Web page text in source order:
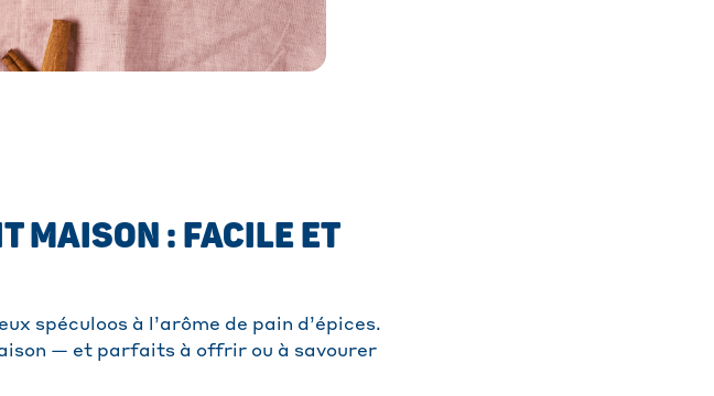
MAISON : FACILE ET
spéculoos à l’arôme de pain d’épices.
— et parfaits à offrir ou à savourer